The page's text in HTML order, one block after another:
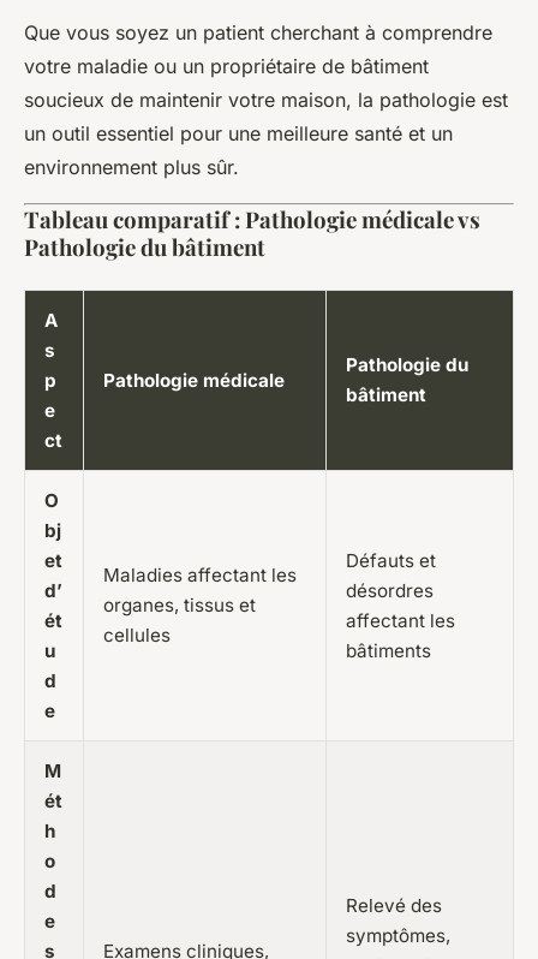
Que vous soyez un patient cherchant à comprendre
votre maladie ou un propriétaire de bâtiment
soucieux de maintenir votre maison, la pathologie est
un outil essentiel pour une meilleure santé et un
environnement plus sûr.
Tableau comparatif : Pathologie médicale vs
Pathologie du bâtiment
A
s
p
e
ct
Pathologie médicale
Pathologie du
bâtiment
O
bj
et
d’
ét
u
d
e
Maladies affectant les
organes, tissus et
cellules
Défauts et
désordres
affectant les
bâtiments
M
ét
h
o
d
e
s
Examens cliniques,
Relevé des
symptômes,